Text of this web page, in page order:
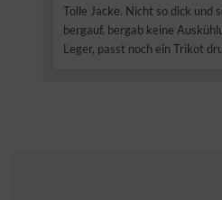
Tolle Jacke. Nicht so dick und
bergauf, bergab keine
Leger, passt noch ein Trikot